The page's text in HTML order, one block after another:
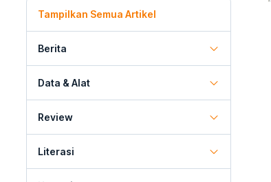
Tampilkan Semua Artikel
Berita
Data & Alat
Review
Literasi